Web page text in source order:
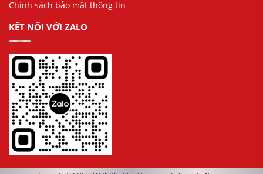
Chính sách bảo mật thông tin
KẾT NỐI VỚI ZALO